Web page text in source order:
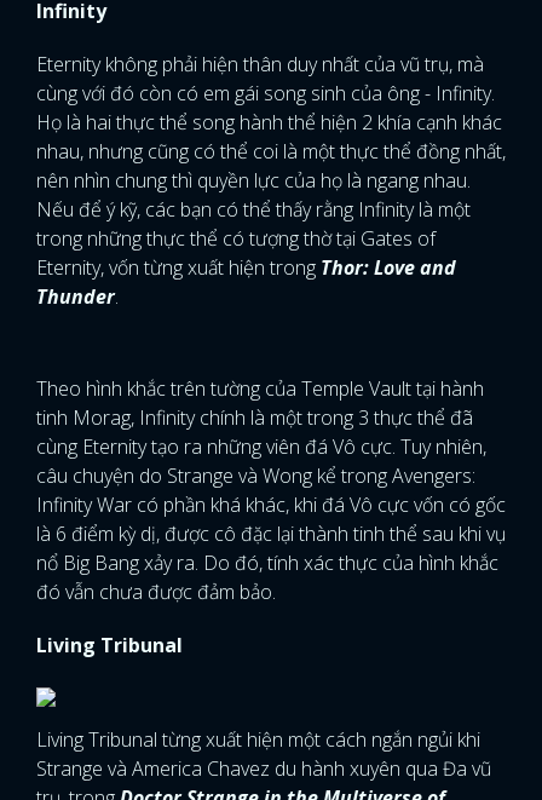
Infinity
Eternity không phải hiện thân duy nhất của vũ trụ, mà
cùng với đó còn có em gái song sinh của ông - Infinity.
Họ là hai thực thể song hành thể hiện 2 khía cạnh khác
nhau, nhưng cũng có thể coi là một thực thể đồng nhất,
nên nhìn chung thì quyền lực của họ là ngang nhau.
Nếu để ý kỹ, các bạn có thể thấy rằng Infinity là một
trong những thực thể có tượng thờ tại Gates of
Eternity, vốn từng xuất hiện trong Thor: Love and
Thunder.
Theo hình khắc trên tường của Temple Vault tại hành
tinh Morag, Infinity chính là một trong 3 thực thể đã
cùng Eternity tạo ra những viên đá Vô cực. Tuy nhiên,
câu chuyện do Strange và Wong kể trong Avengers:
Infinity War có phần khá khác, khi đá Vô cực vốn có gốc
là 6 điểm kỳ dị, được cô đặc lại thành tinh thể sau khi vụ
nổ Big Bang xảy ra. Do đó, tính xác thực của hình khắc
đó vẫn chưa được đảm bảo.
Living Tribunal
Living Tribunal từng xuất hiện một cách ngắn ngủi khi
Strange và America Chavez du hành xuyên qua Đa vũ